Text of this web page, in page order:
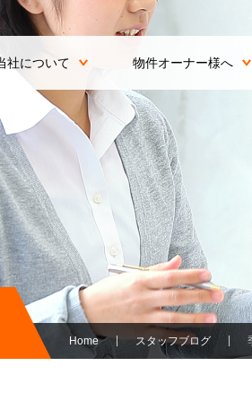
社について 物件オーナー様へ
Home スタッフブログ